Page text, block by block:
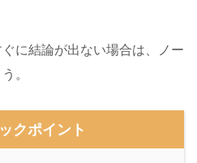
に結論が出ない場合は、ノー
。
クポイント